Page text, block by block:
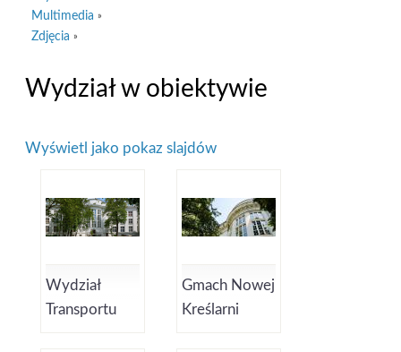
Multimedia »
Zdjęcia »
Wydział w obiektywie
Wyświetl jako pokaz slajdów
Wydział
Transportu
Gmach Nowej
Kreślarni